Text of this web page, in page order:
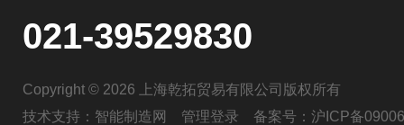
021-39529830
Copyright © 2026 上海乾拓贸易有限公司版权所有
技术支持： 智能制造网 管理登录 备案号： 沪ICP备